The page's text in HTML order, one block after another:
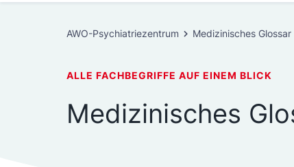
AWO-Psychiatriezentrum Medizinisches Glossar
ALLE FACHBEGRIFFE AUF EINEM BLICK
Medizinisches